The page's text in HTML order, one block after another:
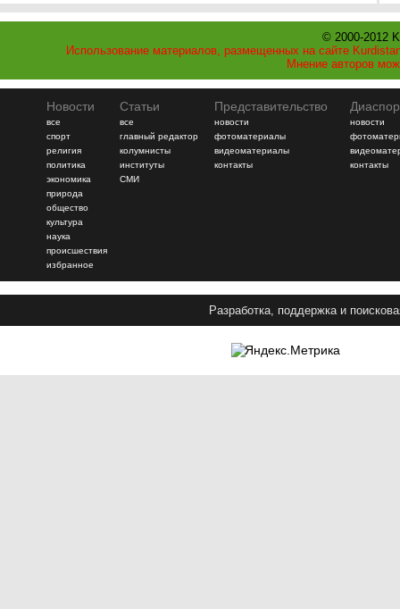
© 2000-2012
Использование материалов, размещенных на сайте
Мнение авторов
Новости
все
спорт
религия
политика
экономика
природа
общество
культура
наука
происшествия
избранное
Статьи
все
главный редактор
колумнисты
институты
СМИ
Представительство
новости
фотоматериалы
видеоматериалы
контакты
новости
контакты
Разработка, поддержка и